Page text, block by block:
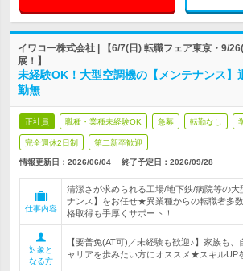
イワコー株式会社 | 【6/7(日) 転職フェア東京・9/
展！】
未経験OK！大型空調機の【メンテナンス】
勤無
正社員 職種・業種未経験OK 急募 転勤なし
完全週休2日制 第二新卒歓迎
情報更新日：2026/06/04 終了予定日： 2026/09/28
仕事内容
清潔さが求められる工場/地下鉄/病院等の大
ナンス】をお任せ★異業種からの転職者多
格取得も手厚くサポート！
対象と
なる方
【要普免(AT可)／未経験も歓迎♪】家族も
ャリアを歩みたい方にオススメ★スキルUP